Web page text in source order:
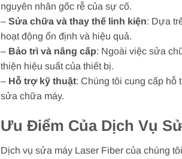
nguyên nhân gốc rễ của sự cố.
– Sửa chữa và thay thế linh kiện: Dựa
hoạt động ổn định và hiệu quả.
– Bảo trì và nâng cấp: Ngoài việc sửa
thiện hiệu suất của thiết bị.
– Hỗ trợ kỹ thuật: Chúng tôi cung cấp hỗ
sửa chữa máy.
Ưu Điểm Của Dịch Vụ
Dịch vụ sửa máy Laser Fiber của chúng